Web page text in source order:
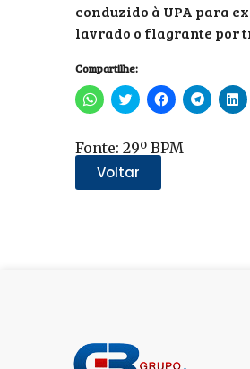
conduzido à UPA para
lavrado o flagrante por
Compartilhe:
Clique
para
WhatsApp(abre
em
nova
janela)
Clique
para
Twitter(abre
em
nova
janela)
Clique
para
Facebook(abre
em
Clique
para
Fonte: 29º BPM
Voltar